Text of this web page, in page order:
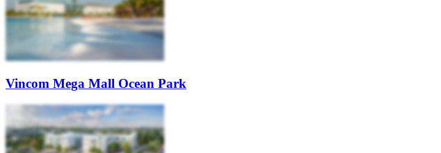
Vincom Mega Mall Ocean Park